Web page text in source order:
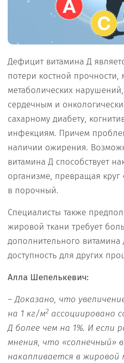
Дефицит витамина Д
потери костной
метаболических
сердечным и
сахарному диабету,
инфекциям. Причем
наличии ожирения.
витамина Д способствует
организме, превращая
в порочный.
Специалисты также
жировой ткани требует
дополнительного витамина
доступность для других
Алла Шепелькевич:
– Доказано, что
на 1 кг/м2 ассоциировано
Д более чем на 1%. И если
мнения, что «солнечный»
накапливается в жировой